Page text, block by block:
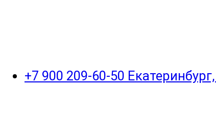
+7 900 209-60-50